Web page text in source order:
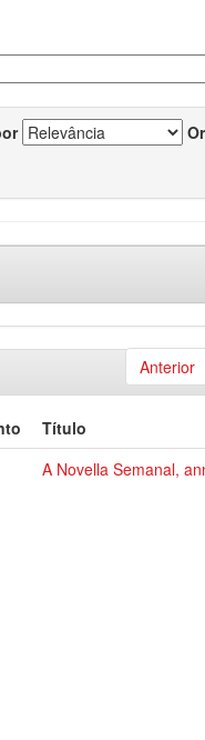
Anterior
Título
A Novella Semanal,